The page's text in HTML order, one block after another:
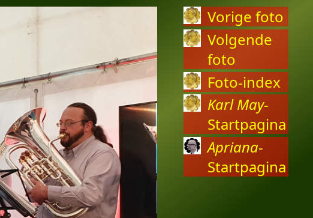
Vorige foto
Volgende
foto
Foto-index
Karl May-
Startpagina
Apriana-
Startpagina